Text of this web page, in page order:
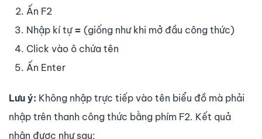
Ấn F2
Nhập kí tự = (giống như khi mở đầu công thức)
Click vào ô chứa tên
Ấn Enter
Lưu ý: Không nhập trực tiếp vào tên biểu đồ mà phải
nhập trên thanh công thức bằng phím F2. Kết quả
nhận được như sau: